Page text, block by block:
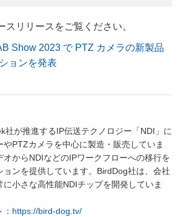
スリリースをご覧ください。
Show 2023 で PTZ カメラの新製品
ョンを発表
社が推進するIP伝送テクノロジー「NDI」に
PTZカメラを中心に製造・販売していま
からNDIなどのIPワークフローへの移行を
ョンを提供しています。BirdDog社は、会社
小さな高性能NDIチップを開発していま
https://bird-dog.tv/